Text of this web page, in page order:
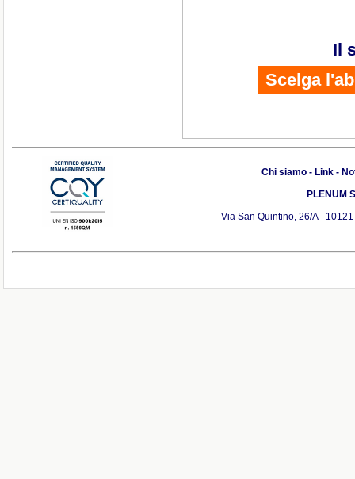
Il
Scelga
Chi siamo - Link -
PLENUM
Via San Quintino, 26/A -